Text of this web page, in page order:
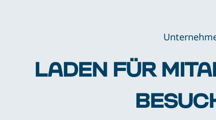
LADEN FÜR